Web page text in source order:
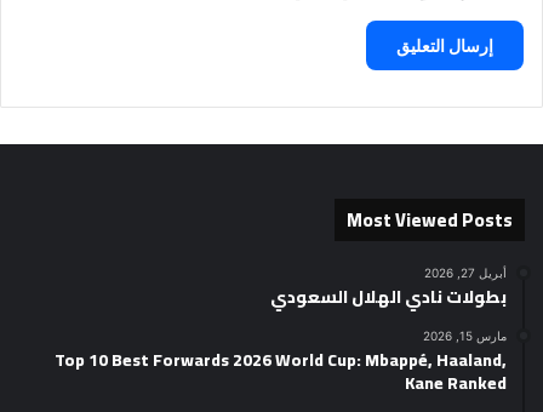
Most Viewed Posts
أبريل 27, 2026
بطولات نادي الهلال السعودي
مارس 15, 2026
Top 10 Best Forwards 2026 World Cup: Mbappé, Haaland,
Kane Ranked